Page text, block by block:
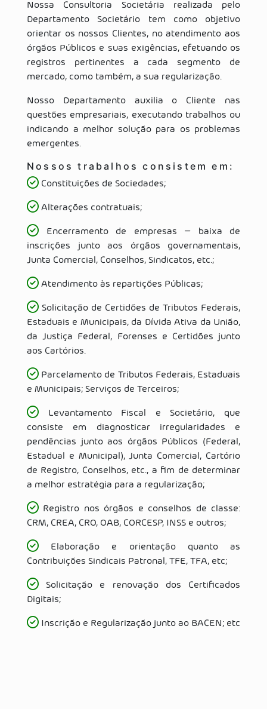
Nossa Consultoria Societária realizada pelo
Departamento Societário tem como objetivo
orientar os nossos Clientes, no atendimento aos
órgãos Públicos e suas exigências, efetuando os
registros pertinentes a cada segmento de
mercado, como também, a sua regularização.
Nosso Departamento auxilia o Cliente nas
questões empresariais, executando trabalhos ou
indicando a melhor solução para os problemas
emergentes.
Nossos trabalhos consistem em:
Constituições de Sociedades;
Alterações contratuais;
Encerramento de empresas – baixa de
inscrições junto aos órgãos governamentais,
Junta Comercial, Conselhos, Sindicatos, etc.;
Atendimento às repartições Públicas;
Solicitação de Certidões de Tributos Federais,
Estaduais e Municipais, da Dívida Ativa da União,
da Justiça Federal, Forenses e Certidões junto
aos Cartórios.
Parcelamento de Tributos Federais, Estaduais
e Municipais; Serviços de Terceiros;
Levantamento Fiscal e Societário, que
consiste em diagnosticar irregularidades e
pendências junto aos órgãos Públicos (Federal,
Estadual e Municipal), Junta Comercial, Cartório
de Registro, Conselhos, etc., a fim de determinar
a melhor estratégia para a regularização;
Registro nos órgãos e conselhos de classe:
CRM, CREA, CRO, OAB, CORCESP, INSS e outros;
Elaboração e orientação quanto as
Contribuições Sindicais Patronal, TFE, TFA, etc;
Solicitação e renovação dos Certificados
Digitais;
Inscrição e Regularização junto ao BACEN; etc